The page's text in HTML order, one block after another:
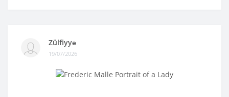
Zülfiyyə
19/07/2026